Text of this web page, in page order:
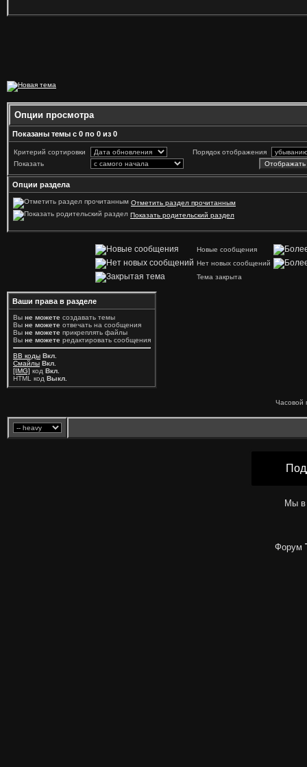
Опции просмотра
Показаны темы с 0 по 0 из 0
Критерий сортировки
Порядок отображения
Показать
Опции раздела
Отметить раздел прочитанным
Показать родительский раздел
Новые сообщения
Нет новых сообщений
Тема закрыта
Ваши права в разделе
Вы не можете создавать темы
Вы не можете отвечать на сообщения
Вы не можете прикреплять файлы
Вы не можете редактировать сообщения
BB коды Вкл.
Смайлы Вкл.
[IMG] код Вкл.
HTML код Выкл.
Часовой
Мы в
Форум